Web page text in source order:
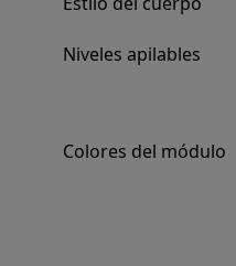
Niveles apilables
Colores del módulo